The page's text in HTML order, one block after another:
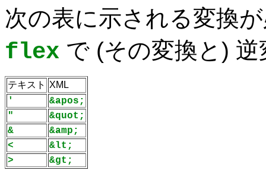
次の表に示される変換
flex で (その変換と)
テキスト XML
'
&apos;
"
&quot;
&
&amp;
<
&lt;
>
&gt;